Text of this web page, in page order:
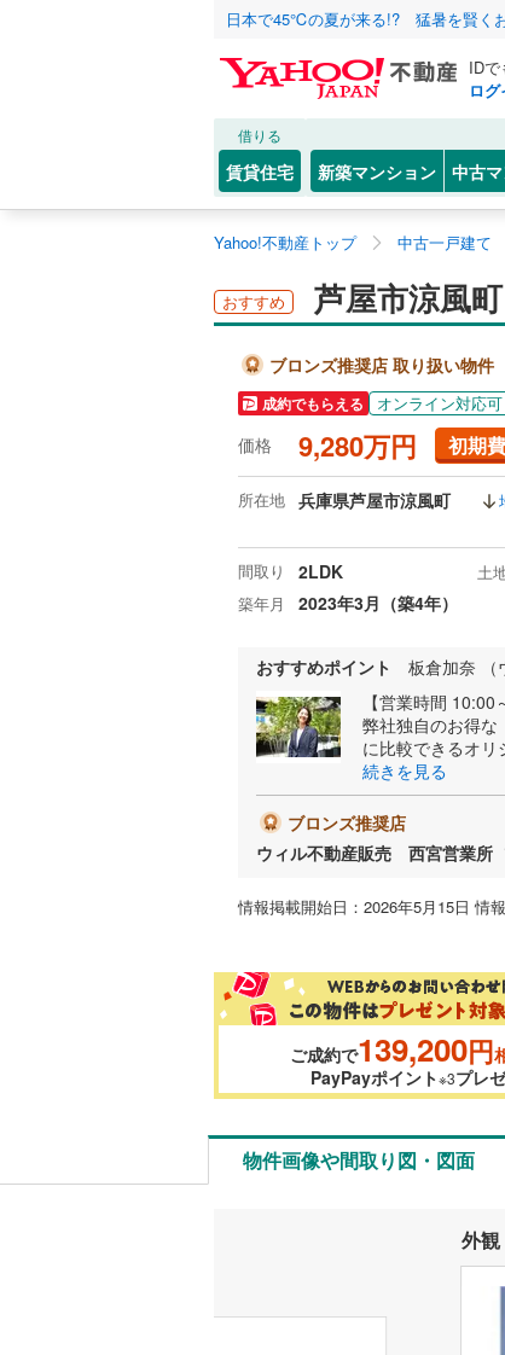
日本で45℃の夏が来る!? 猛暑を賢く
IDで
ロ
借りる
賃貸住宅 新築マンション 中古
Yahoo!不動産トップ 中古一戸建て
おすすめ 芦屋市涼風町
ブロンズ推奨店 取り扱い物件
成約でもらえる オンライン対応可
価格 9,280万円 初期
所在地 兵庫県芦屋市涼風町
間取り 2LDK 土
築年月 2023年3月（築4年）
おすすめポイント
板倉加奈 （
【営業時間 10:00
弊社独自のお得な
に比較できるオリ
続きを見る
ブロンズ推奨店
ウィル不動産販売 西宮営業所
情報掲載開始日：2026年5月15日 情
ご成約で139,200円
PayPayポイント※3プレ
物件画像や間取り図・図面
外